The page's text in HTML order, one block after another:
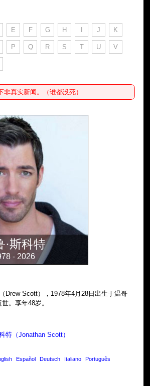
E F G H I J K
P Q R S T U V
非真实新闻。（谁都没死）
·斯科特
- 2026
Drew Scott），1978年4月28日出生于温哥
。享年48岁。
特（Jonathan Scott）
Español Deutsch Italiano Português